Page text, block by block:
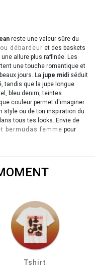
reste une valeur sûre du
débardeur et des baskets
allure plus raffinée. Les
une touche romantique et
jours. La jupe midi séduit
tandis que la jupe longue
bleu denim, teintes
couleur permet d'imaginer
style ou de ton inspiration du
tous tes looks. Envie de
bermudas femme pour
Tshirt